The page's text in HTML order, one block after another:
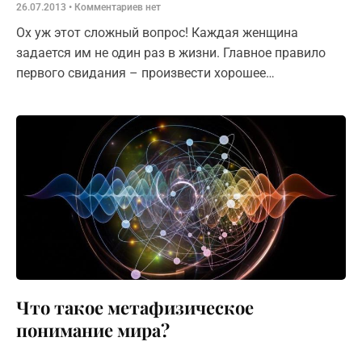
26.07.2013 Комментариев нет
Ох уж этот сложный вопрос! Каждая женщина
задается им не один раз в жизни. Главное правило
первого свидания – произвести хорошее
важен, ведь встречают по
Что такое метафизическое
понимание мира?